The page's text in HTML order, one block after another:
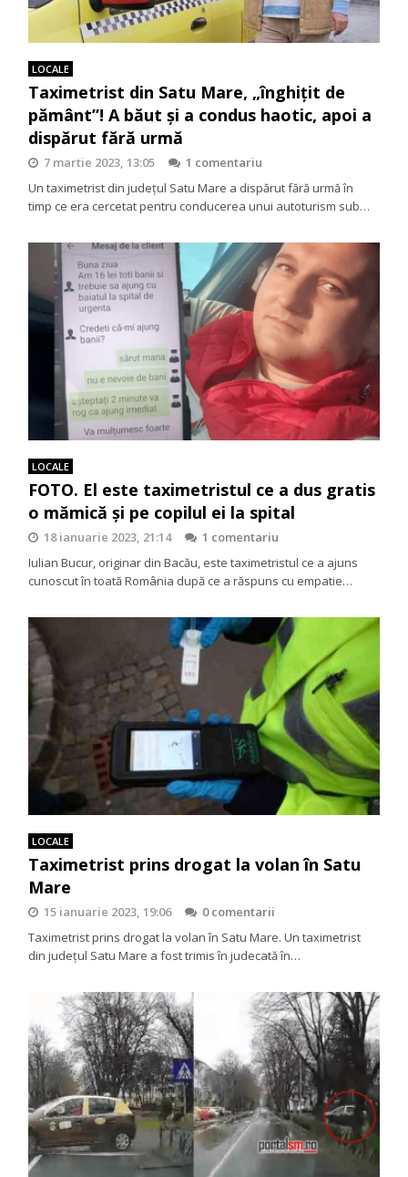
LOCALE
Taximetrist din Satu Mare, „înghițit de
pământ”! A băut și a condus haotic, apoi a
dispărut fără urmă
7 martie 2023, 13:05
1 comentariu
Un taximetrist din județul Satu Mare a dispărut fără urmă în
timp ce era cercetat pentru conducerea unui autoturism sub…
LOCALE
FOTO. El este taximetristul ce a dus gratis
o mămică și pe copilul ei la spital
18 ianuarie 2023, 21:14
1 comentariu
Iulian Bucur, originar din Bacău, este taximetristul ce a ajuns
cunoscut în toată România după ce a răspuns cu empatie…
LOCALE
Taximetrist prins drogat la volan în Satu
Mare
15 ianuarie 2023, 19:06
0 comentarii
Taximetrist prins drogat la volan în Satu Mare. Un taximetrist
din judeţul Satu Mare a fost trimis în judecată în…